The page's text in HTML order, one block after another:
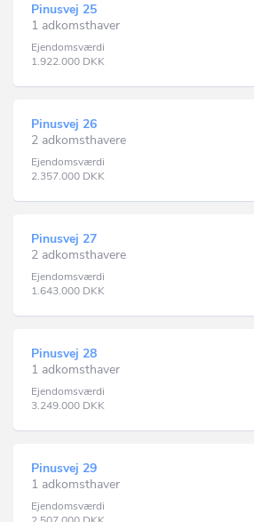
Pinusvej 25
1 adkomsthaver
Ejendomsværdi
1.922.000 DKK
Pinusvej 26
2 adkomsthavere
Ejendomsværdi
2.357.000 DKK
Pinusvej 27
2 adkomsthavere
Ejendomsværdi
1.643.000 DKK
Pinusvej 28
1 adkomsthaver
Ejendomsværdi
3.249.000 DKK
Pinusvej 29
1 adkomsthaver
Ejendomsværdi